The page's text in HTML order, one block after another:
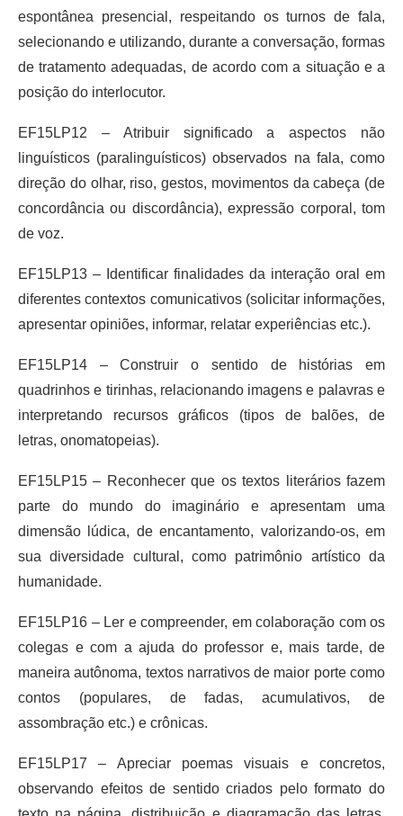
espontânea presencial, respeitando os turnos de fala,
selecionando e utilizando, durante a conversação, formas
de tratamento adequadas, de acordo com a situação e a
posição do interlocutor.
EF15LP12 – Atribuir significado a aspectos não
linguísticos (paralinguísticos) observados na fala, como
direção do olhar, riso, gestos, movimentos da cabeça (de
concordância ou discordância), expressão corporal, tom
de voz.
EF15LP13 – Identificar finalidades da interação oral em
diferentes contextos comunicativos (solicitar informações,
apresentar opiniões, informar, relatar experiências etc.).
EF15LP14 – Construir o sentido de histórias em
quadrinhos e tirinhas, relacionando imagens e palavras e
interpretando recursos gráficos (tipos de balões, de
letras, onomatopeias).
EF15LP15 – Reconhecer que os textos literários fazem
parte do mundo do imaginário e apresentam uma
dimensão lúdica, de encantamento, valorizando-os, em
sua diversidade cultural, como patrimônio artístico da
humanidade.
EF15LP16 – Ler e compreender, em colaboração com os
colegas e com a ajuda do professor e, mais tarde, de
maneira autônoma, textos narrativos de maior porte como
contos (populares, de fadas, acumulativos, de
assombração etc.) e crônicas.
EF15LP17 – Apreciar poemas visuais e concretos,
observando efeitos de sentido criados pelo formato do